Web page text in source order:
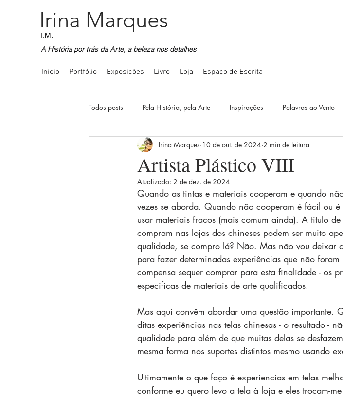
Irina Marques
I.M.
A História por trás da Arte, a beleza nos detalhes
Inicio Portfólio Exposições Livro Loja Espaço de Escrita
Todos posts Pela História, pela Arte Inspirações Palavras ao Vento
Voos Imaginativos Registos Fotográficos Textos Estudos
Comunicação Inquietante Quotidianos
Artista Plástico VIII
Irina Marques 10 de out. de 2024 2 min de leitura
Atualizado: 2 de dez. de 2024
Quando as tintas e materiais cooperam e quando
vezes se aborda. Quando não cooperam é fácil ou é
usar materiais fracos (mais comum ainda). A titulo
compram nas lojas dos chineses podem ser muito
qualidade, se compro lá? Não. Mas não vou deixar
para fazer determinadas experiências que não
compensa sequer comprar para esta finalidade - os
especificas de materiais de arte qualificados.
Mas aqui convêm abordar uma questão importante.
ditas experiências nas telas chinesas - o resultado -
qualidade para além de que muitas delas se
mesma forma nos suportes distintos mesmo usando
Ultimamente o que faço é experiencias em telas
conforme eu quero levo a tela à loja e eles trocam-